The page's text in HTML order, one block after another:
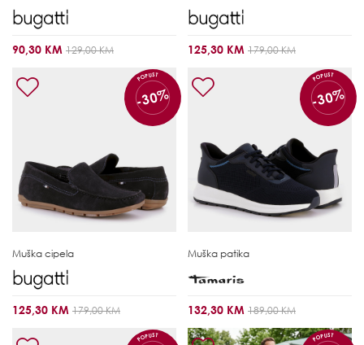
90,30 KM 129,00 KM 125,30 KM 179,00 KM
POPUST
-30%
Muška cipela
125,30 KM 179,00 KM
POPUST
-30%
Muška patika
132,30 KM 189,00 KM
POPUST POPUST